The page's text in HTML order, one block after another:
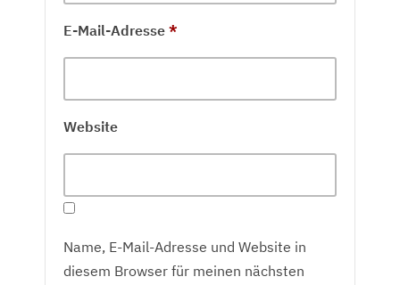
E-Mail-Adresse *
Website
Name, E-Mail-Adresse und Website in
diesem Browser für meinen nächsten